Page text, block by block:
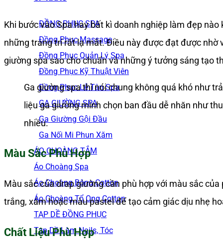
ĐỒNG PHỤC SPA
Đồng Phục Massage
Đồng Phục Quản Lý Spa
Đồng Phục Kỹ Thuật Viên
Đồng Phục Lễ Tân Spa
GA GIƯỜNG SPA
Ga Giường Gội Đầu
Ga Nối Mi Phun Xăm
ÁO CHOÀNG TẮM
Áo Choàng Spa
Áo Choàng Bông Cotton
Áo Choàng Tổ Ong Cotton
TẠP DỀ ĐỒNG PHỤC
Tạp Dề Làm Nails, Tóc
Khi bước vào Spa hay bất kì doanh nghiệp làm đẹp
những trang trí rất lạ mắt. Điều này được đạt được nhờ
giường spa sao cho chuẩn và những ý tưởng sáng tạo
Ga giường spa thì nói chung không quá khó như
liệu ga giường mình chọn ban đầu dễ nhăn như
nhiều.
Màu Sắc Phù Hợp
Màu sắc của drap giường cần phù hợp với màu sắc
trắng, xám hoặc màu pastel để tạo cảm giác dịu nhẹ
Chất Liệu Phù Hợp